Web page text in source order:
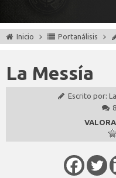
Inicio Portanálisis
La Messía
Escrito por: